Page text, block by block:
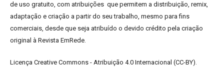
de uso gratuito, com atribuições que permitem a distribuição, remix,
adaptação e criação a partir do seu trabalho, mesmo para fins
comerciais, desde que seja atribuído o devido crédito pela criação
original à Revista EmRede.
Licença Creative Commons - Atribuição 4.0 Internacional (CC-BY).